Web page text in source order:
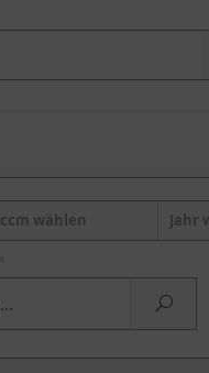
ccm wählen Jahr